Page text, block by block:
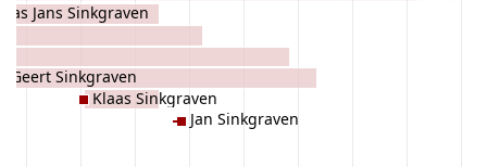
Jans Sinkgraven
Geert Sinkgraven
Klaas Sinkgraven
Jan Sinkgraven